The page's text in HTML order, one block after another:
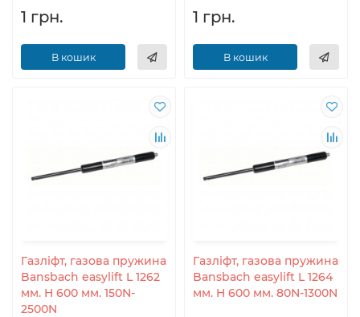
1 грн.
В кошик
1 грн.
В кошик
Газліфт, газова пружина
Bansbach easylift L 1262
мм. H 600 мм. 150N-
2500N
Газліфт, газова пружина
Bansbach easylift L 1264
мм. H 600 мм. 80N-1300N